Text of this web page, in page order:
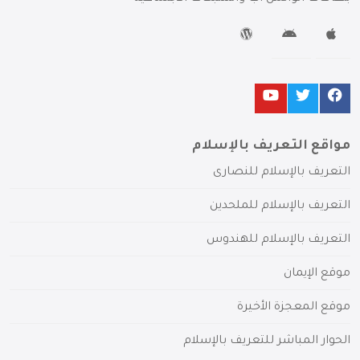
مواقع التعريف بالإسلام
التعريف بالإسلام للنصارى
التعريف بالإسلام للملحدين
التعريف بالإسلام للهندوس
موقع الإيمان
موقع المعجزة الأخيرة
الحوار المباشر للتعريف بالإسلام